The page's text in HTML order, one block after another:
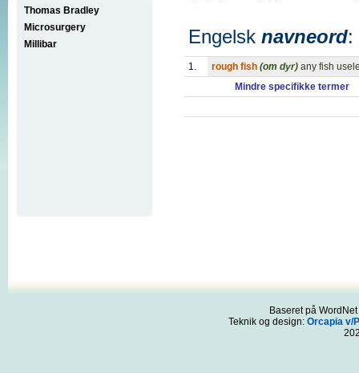
Thomas Bradley
Microsurgery
Millibar
Engelsk navneord:
1. rough fish (om dyr) any fish
Mindre specifikke termer
Baseret på
Teknik og design: Orcapia v/